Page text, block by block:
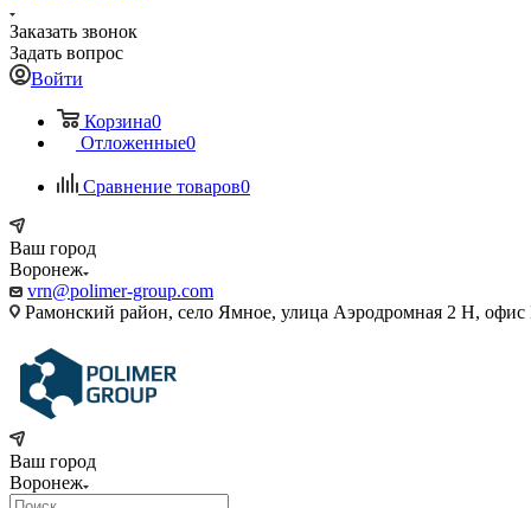
Заказать звонок
Задать вопрос
Войти
Корзина0
Отложенные0
Сравнение товаров0
Ваш город
Воронеж
vrn@polimer-group.com
Рамонский район, село Ямное, улица Аэродромная 2 Н,
Ваш город
Воронеж